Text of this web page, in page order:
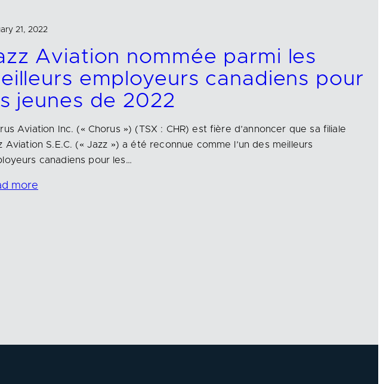
21, 2022
Aviation nommée parmi les
employeurs canadiens pour
jeunes de 2022
Aviation Inc. (« Chorus ») (TSX : CHR) est fière d’annoncer que sa filiale
Aviation S.E.C. (« Jazz ») a été reconnue comme l’un des meilleurs
canadiens pour les…
more